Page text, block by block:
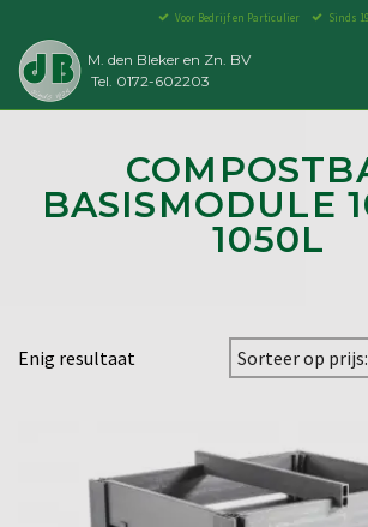
Voor Bedrijf en Particulier Sinds
M. den Bleker en Zn. BV
Tel. 0172-602203
BASISMODULE
1050L
Enig resultaat